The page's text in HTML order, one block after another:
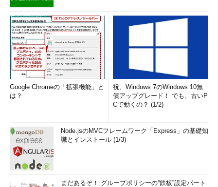
Google Chromeの「拡張機能」と
は？
祝、Windows 7のWindows 10無
償アップグレード！ でも、古いP
Cで動くの？ (1/2)
Node.jsのMVCフレームワーク「Express」の基礎知
識とインストール (1/3)
まだあるぞ！ グループポリシーの“鉄板”設定パート